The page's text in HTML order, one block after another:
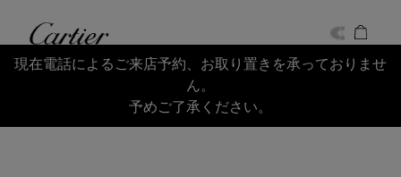
Cartier
Return to Nav
現在電話によるご来店予約、お取り置きを承っておりませ
ん。
予めご了承ください。